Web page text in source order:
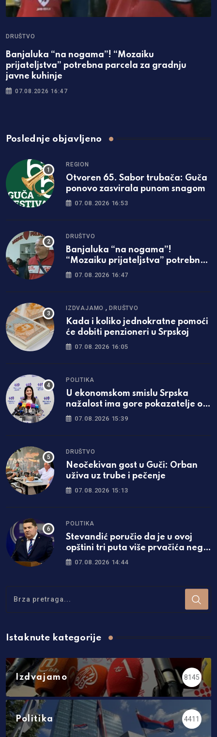
DRUŠTVO
Banjaluka “na nogama”! “Mozaiku
prijateljstva” potrebna parcela za gradnju
javne kuhinje
07.08.2026 16:47
Poslednje objavljeno
REGION
Otvoren 65. Sabor trubača: Guča
ponovo zasvirala punom snagom
07.08.2026 16:53
DRUŠTVO
Banjaluka “na nogama”!
“Mozaiku prijateljstva” potrebna
parcela za gradnju javne kuhinje
07.08.2026 16:47
IZDVAJAMO ,DRUŠTVO
Kada i koliko jednokratne pomoći
će dobiti penzioneri u Srpskoj
07.08.2026 16:05
POLITIKA
U ekonomskom smislu Srpska
nažalost ima gore pokazatelje od
Federacije
07.08.2026 15:39
DRUŠTVO
Neočekivan gost u Guči: Orban
uživa uz trube i pečenje
07.08.2026 15:13
POLITIKA
Stevandić poručio da je u ovoj
opštini tri puta više prvačića nego
lani07.08.2026 14:44
Istaknute kategorije
Izdvajamo 8145
Politika 4411